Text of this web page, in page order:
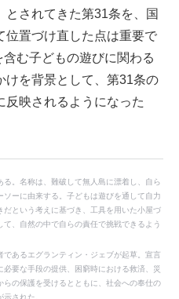
とされてきた第31条を、国
位置づけ直した点は重要で
む子どもの遊びに関わる
けを背景として、第31条の
反映されるようになった
る。名称は、難破して無人島に漂着し、自ら
ーに由来する。子どもは遊びを通して自力
という考えに基づき、工具を用いた小屋づ
て、自然の中で自らの責任で挑戦できるよう
あるエグランティン・ジェブが起草。宣言
要な手段の提供、困窮時における救済、災
の保護を受けるとともに、社会への奉仕の
された。